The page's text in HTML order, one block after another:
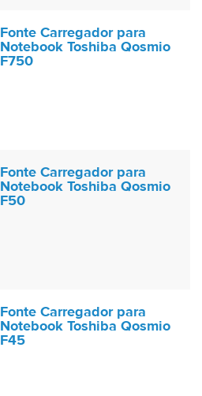
Fonte Carregador para
Notebook Toshiba Qosmio
F750
Fonte Carregador para
Notebook Toshiba Qosmio
F50
Fonte Carregador para
Notebook Toshiba Qosmio
F45